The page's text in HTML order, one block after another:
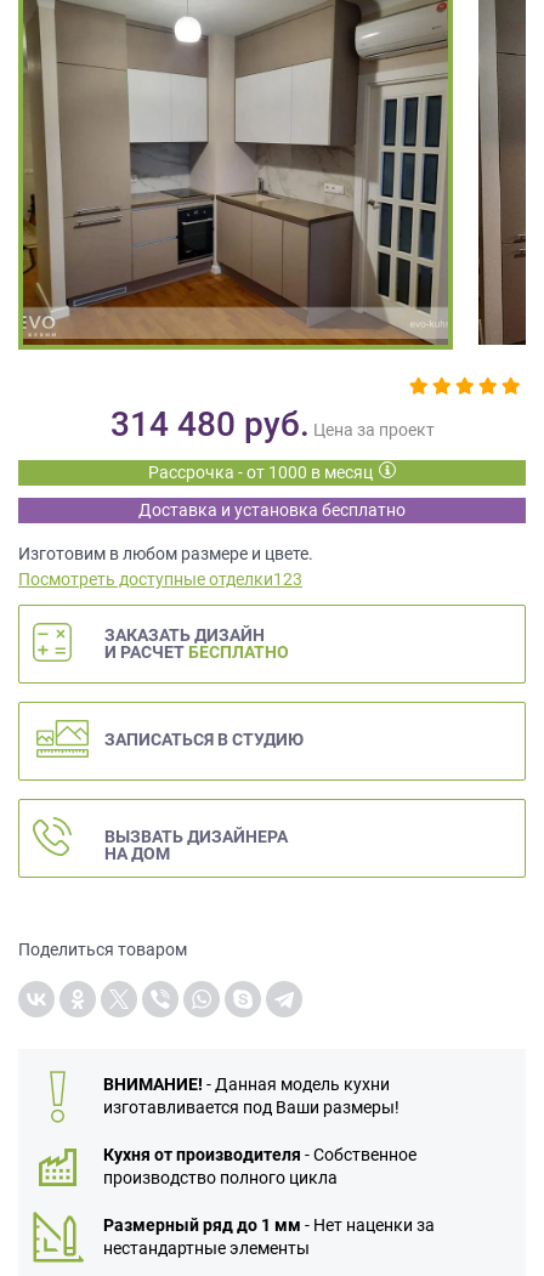
314 480 руб. Цена за проект
Рассрочка - от 1000 в месяц
Доставка и установка бесплатно
Изготовим в любом размере и цвете.
Посмотреть доступные отделки123
ЗАКАЗАТЬ ДИЗАЙН
И РАСЧЕТ БЕСПЛАТНО
ЗАПИСАТЬСЯ В СТУДИЮ
ВЫЗВАТЬ ДИЗАЙНЕРА
НА ДОМ
Поделиться товаром
ВНИМАНИЕ! - Данная модель кухни
изготавливается под Ваши размеры!
Кухня от производителя - Собственное
производство полного цикла
Размерный ряд до 1 мм - Нет наценки за
нестандартные элементы
обработку
персональных
данных
также
Согласие
обработку
персональных
данных
метрическими
программами
обработки
персональных
данных.